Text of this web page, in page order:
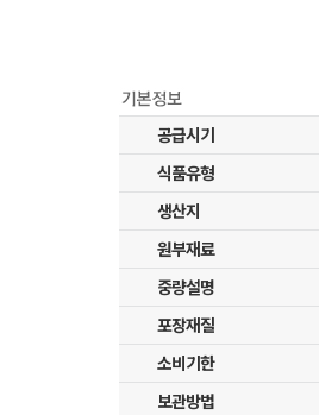
공급시기
식품유형
생산지
원부재료
중량설명
포장재질
소비기한
보관방법